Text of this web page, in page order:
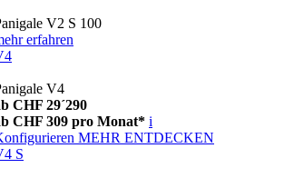
V2 S 100
erfahren
V4
CHF 29´290
CHF 309 pro Monat* i
MEHR ENTDECKEN
S